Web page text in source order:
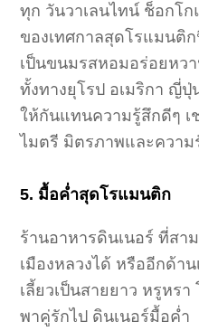
ทุก วันวาเลนไทน์ ช็อกโ
ของเทศกาลสุดโรแมนติ
เป็นขนมรสหอมอร่อยหว
ทั้งทางยุโรป อเมริกา ญี่ปุ่
ให้กันแทนความรู้สึกดีๆ
ไมตรี มิตรภาพและความ
5. มื้อค่ำสุดโรแมนติก
ร้านอาหารดินเนอร์ ที่สา
เมืองหลวงได้ หรืออีกด้า
เลี้ยวเป็นสายยาว หรูหร
พาคู่รักไป ดินเนอร์มื้อค่ำ